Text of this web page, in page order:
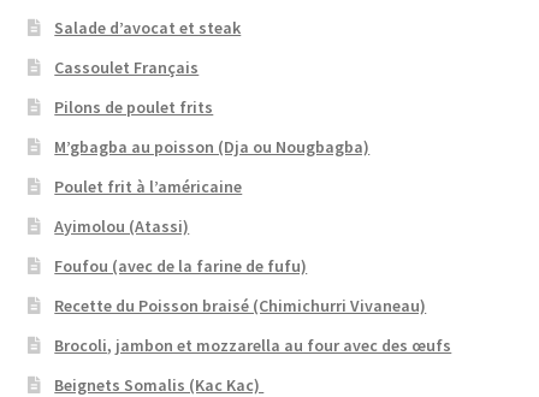
Salade d’avocat et steak
Cassoulet Français
Pilons de poulet frits
M’gbagba au poisson (Dja ou Nougbagba)
Poulet frit à l’américaine
Ayimolou (Atassi)
Foufou (avec de la farine de fufu)
Recette du Poisson braisé (Chimichurri Vivaneau)
Brocoli, jambon et mozzarella au four avec des œufs
Beignets Somalis (Kac Kac)